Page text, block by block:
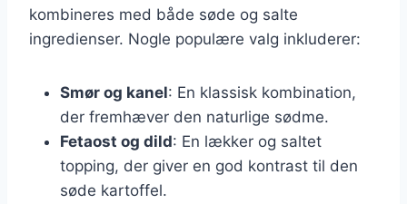
kombineres med både søde og salte
ingredienser. Nogle populære valg inkluderer:
Smør og kanel: En klassisk kombination,
der fremhæver den naturlige sødme.
Fetaost og dild: En lækker og saltet
topping, der giver en god kontrast til den
søde kartoffel.